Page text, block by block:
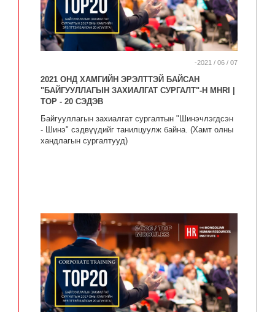
-2021 / 06 / 07
2021 ОНД ХАМГИЙН ЭРЭЛТТЭЙ БАЙСАН
"БАЙГУУЛЛАГЫН ЗАХИАЛГАТ СУРГАЛТ"-Н MHRI |
TOP - 20 СЭДЭВ
Байгууллагын захиалгат сургалтын "Шинэчлэгдсэн
- Шинэ" сэдвүүдийг танилцуулж байна. (Хамт олны
хандлагын сургалтууд)